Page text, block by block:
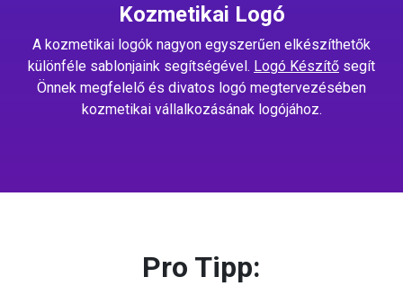
Kozmetikai Logó
A kozmetikai logók nagyon egyszerűen elkészíthetők
különféle sablonjaink segítségével. Logó Készítő segít
Önnek megfelelő és divatos logó megtervezésében
kozmetikai vállalkozásának logójához.
Pro Tipp: